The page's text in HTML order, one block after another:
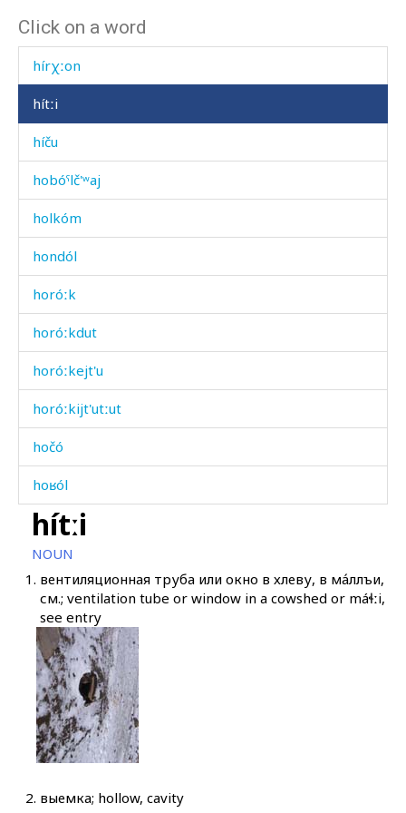
Click on a word
hírχiran
hírχːon
hítːi
híču
hobóˤlč'ʷaj
holkóm
hondól
horóːk
horóːkdut
horóːkejt'u
horóːkijt'utːut
hočó
hoʁól
hoˤló
hoˤló as
hoˤló kes
hoˤlók'əla
hoˤlótːut
hóti
hóti gʷárqː'i
hítːi
NOUN
1. вентиляционная труба или окно в хлеву, в ма́ллъи,
см.; ventilation tube or window in a cowshed or máɬːi,
see entry
2. выемка; hollow, cavity